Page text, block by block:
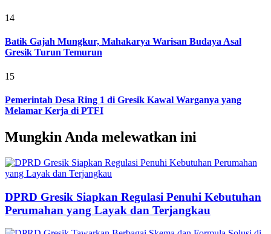
14
Batik Gajah Mungkur, Mahakarya Warisan Budaya Asal
Gresik Turun Temurun
15
Pemerintah Desa Ring 1 di Gresik Kawal Warganya yang
Melamar Kerja di PTFI
Mungkin Anda melewatkan ini
DPRD Gresik Siapkan Regulasi Penuhi Kebutuhan
Perumahan yang Layak dan Terjangkau